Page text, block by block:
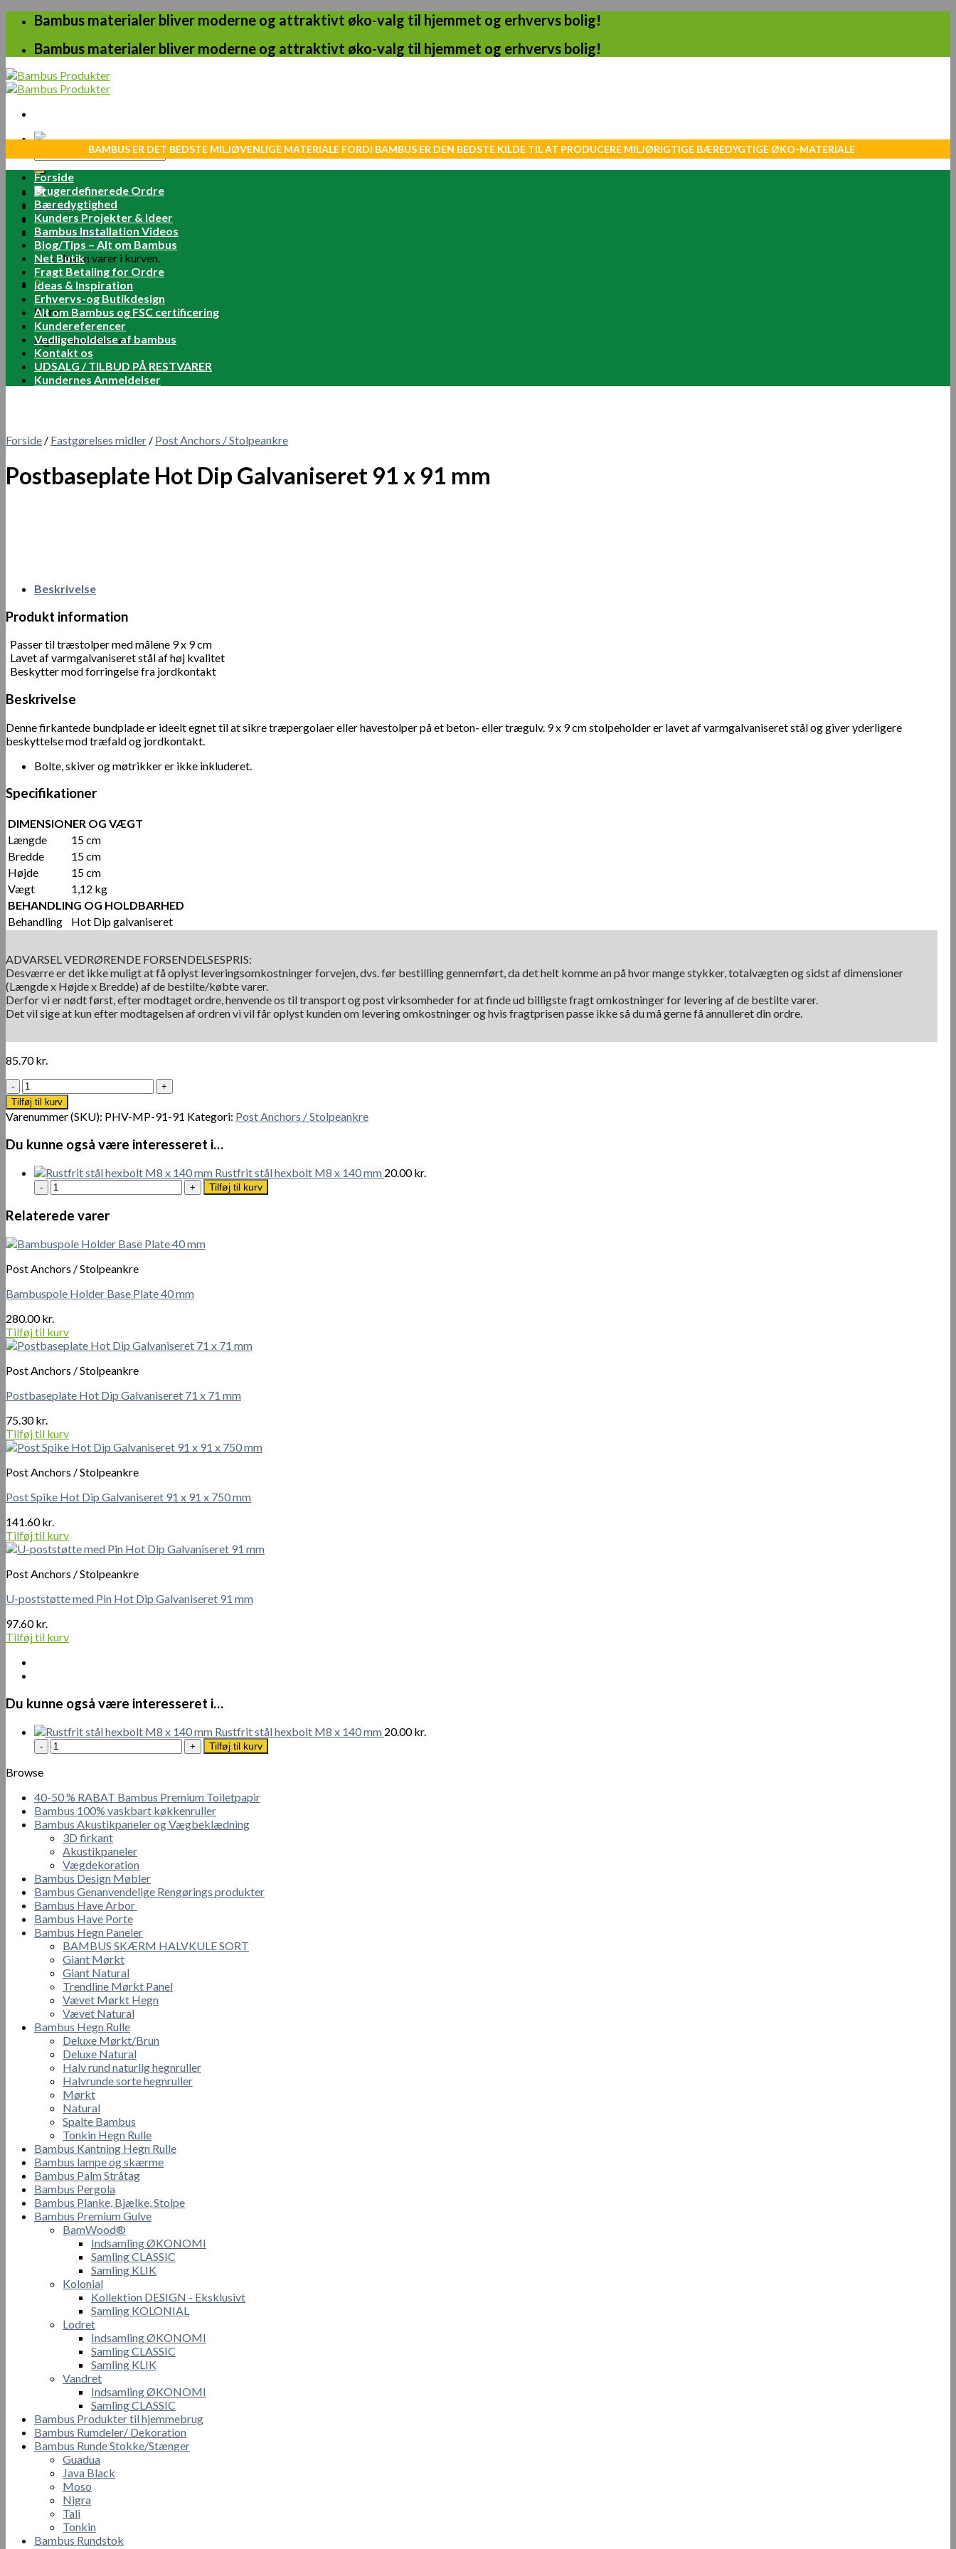
Skip
content
Bambus materialer bliver moderne og attraktivt øko-valg til hjemmet og erhvervs bolig!
Bambus materialer bliver moderne og attraktivt øko-valg til hjemmet og erhvervs bolig!
efter:
Log ind
Kurv /0.00kr.0
Ingen varer i kurven.
0
Kurv
Ingen varer i kurven.
BAMBUS ER DET BEDSTE MILJØVENLIGE MATERIALE FORDI BAMBUS ER DEN BEDSTE KILDE TIL AT PRODUCERE MILJØRIGTIGE BÆREDYGTIGE ØKO-MATERIALE
Forside
Brugerdefinerede Ordre
Bæredygtighed
Kunders Projekter & Ideer
Bambus Installation Videos
Blog/Tips – Alt om Bambus
Net Butik
Fragt Betaling for Ordre
Ideas & Inspiration
Erhvervs-og Butikdesign
Alt om Bambus og FSC certificering
Kundereferencer
Vedligeholdelse af bambus
Kontakt os
UDSALG / TILBUD PÅ RESTVARER
Kundernes Anmeldelser
Forside / Fastgørelses midler / Post Anchors / Stolpeankre
Postbaseplate Hot Dip Galvaniseret 91 x 91 mm
Beskrivelse
Produkt information
Passer til træstolper med målene 9 x 9 cm
Lavet af varmgalvaniseret stål af høj kvalitet
Beskytter mod forringelse fra jordkontakt
Beskrivelse
Denne firkantede bundplade er ideelt egnet til at sikre træpergolaer eller havestolper på et beton- eller trægulv. 9 x 9 cm stolpeholder er lavet af varmgalvaniseret stål og giver yderligere
beskyttelse mod træfald og jordkontakt.
Bolte, skiver og møtrikker er ikke inkluderet.
Specifikationer
DIMENSIONER OG VÆGT
Længde
15 cm
Bredde
15 cm
Højde
15 cm
Vægt
1,12 kg
BEHANDLING OG HOLDBARHED
Behandling
Hot Dip galvaniseret
ADVARSEL VEDRØRENDE FORSENDELSESPRIS:
Desværre er det ikke muligt at få oplyst leveringsomkostninger forvejen, dvs. før bestilling gennemført, da det helt komme an på hvor mange stykker, totalvægten og sidst af dimensioner
(Længde x Højde x Bredde) af de bestilte/købte varer.
Derfor vi er nødt først, efter modtaget ordre, henvende os til transport og post virksomheder for at finde ud billigste fragt omkostninger for levering af de bestilte varer.
Det vil sige at kun efter modtagelsen af ordren vi vil får oplyst kunden om levering omkostninger og hvis fragtprisen passe ikke så du må gerne få annulleret din ordre.
85.70kr.
Postbaseplate
Hot
Dip
Galvaniseret
91
x
mm
antal
Tilføj til kurv
Varenummer (SKU): PHV-MP-91-91 Kategori: Post Anchors / Stolpeankre
Du kunne også være interesseret i…
Rustfrit stål hexbolt M8 x 140 mm 20.00kr.
Rustfrit
stål
hexbolt
140
mm
Tilføj til kurv
Relaterede varer
Post Anchors / Stolpeankre
Bambuspole Holder Base Plate 40 mm
280.00kr.
Tilføj til kurv
Post Anchors / Stolpeankre
Postbaseplate Hot Dip Galvaniseret 71 x 71 mm
75.30kr.
Tilføj til kurv
Post Anchors / Stolpeankre
Post Spike Hot Dip Galvaniseret 91 x 91 x 750 mm
141.60kr.
Tilføj til kurv
Post Anchors / Stolpeankre
U-poststøtte med Pin Hot Dip Galvaniseret 91 mm
97.60kr.
Tilføj til kurv
Du kunne også være interesseret i…
Rustfrit stål hexbolt M8 x 140 mm 20.00kr.
Rustfrit
stål
x
140
mm
antal
Tilføj til kurv
Browse
40-50 % RABAT Bambus Premium Toiletpapir
Bambus 100% vaskbart køkkenruller
Bambus Akustikpaneler og Vægbeklædning
3D firkant
Akustikpaneler
Vægdekoration
Bambus Design Møbler
Bambus Genanvendelige Rengørings produkter
Bambus Have Arbor
Bambus Have Porte
Bambus Hegn Paneler
BAMBUS SKÆRM HALVKULE SORT
Giant Mørkt
Giant Natural
Trendline Mørkt Panel
Vævet Mørkt Hegn
Vævet Natural
Bambus Hegn Rulle
Deluxe Mørkt/Brun
Deluxe Natural
Halv rund naturlig hegnruller
Halvrunde sorte hegnruller
Mørkt
Natural
Spalte Bambus
Tonkin Hegn Rulle
Bambus Kantning Hegn Rulle
Bambus lampe og skærme
Bambus Palm Stråtag
Bambus Pergola
Bambus Planke, Bjælke, Stolpe
Bambus Premium Gulve
BamWood®
Indsamling ØKONOMI
Samling CLASSIC
Samling KLIK
Kolonial
Kollektion DESIGN - Eksklusivt
Samling KOLONIAL
Lodret
Indsamling ØKONOMI
Samling CLASSIC
Samling KLIK
Vandret
Indsamling ØKONOMI
Samling CLASSIC
Bambus Produkter til hjemmebrug
Bambus Rumdeler/ Dekoration
Bambus Runde Stokke/Stænger
Guadua
Java Black
Moso
Nigra
Tali
Tonkin
Bambus Rundstok